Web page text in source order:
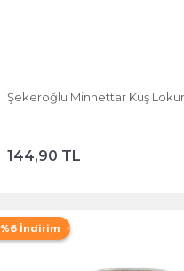
Şekeroğlu Minnettar Kuş
144,90 TL
%6 İndirim